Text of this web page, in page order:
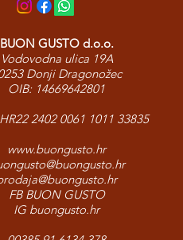
BUON GUSTO d.o.o.
Vodovodna ulica 19A
Donji Dragonožec
OIB: 14669642801
2402 0061 1011 33835
www.buongusto.hr
FB BUON GUSTO
IG buongusto.hr